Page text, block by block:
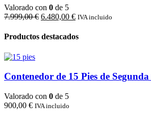
Valorado con 0 de 5
7.999,00€ El
original
6.480,00 €El
actual
IVA incluido
Productos destacados
Contenedor de 15 Pies de
Valorado con 0 de 5
900,00 € IVA incluido